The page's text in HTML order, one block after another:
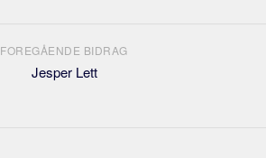
FOREGÅENDE BIDRAG
Jesper Lett